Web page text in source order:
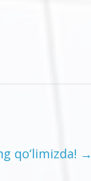
qo‘limizda! →